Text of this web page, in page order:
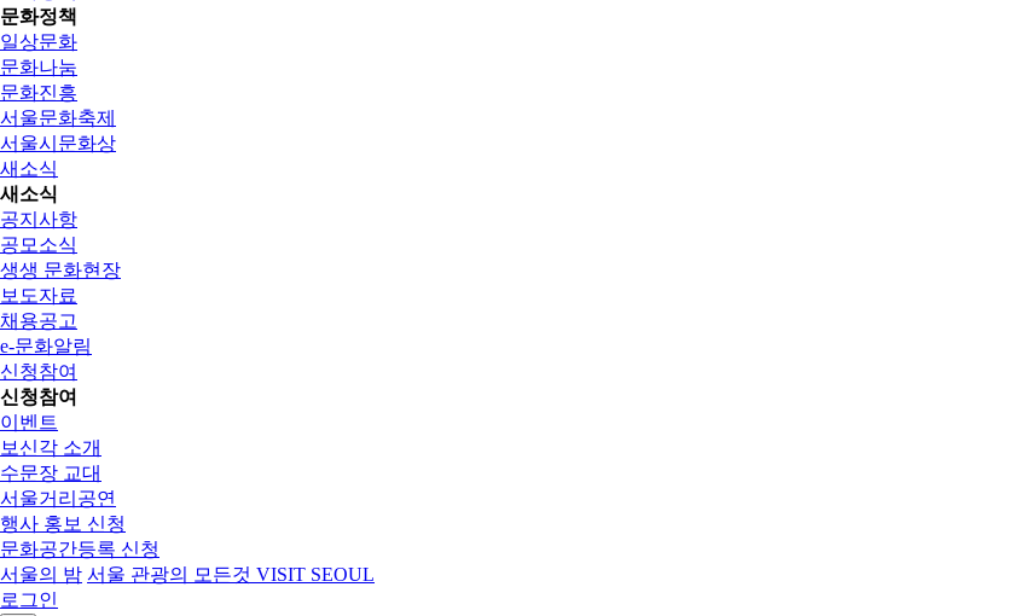
문화정책
일상문화
문화나눔
문화진흥
서울문화축제
서울시문화상
새소식
새소식
공지사항
공모소식
생생 문화현장
보도자료
채용공고
e-문화알림
신청참여
신청참여
이벤트
보신각 소개
수문장 교대
서울거리공연
행사 홍보 신청
문화공간등록 신청
서울의 밤 서울 관광의 모든것 VISIT SEOUL
로그인